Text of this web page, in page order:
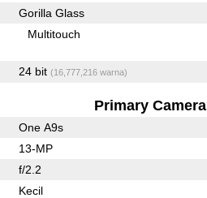
Gorilla Glass
Multitouch
24 bit (16,777,216 warna)
Primary Camera
One A9s
13-MP
f/2.2
Kecil